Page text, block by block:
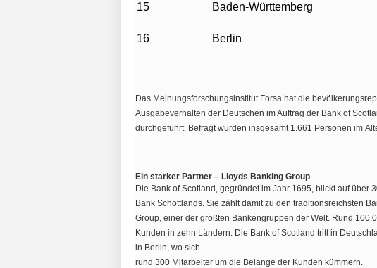
15 Baden-Württemberg
16 Berlin
Das Meinungsforschungsinstitut Forsa hat die
Ausgabeverhalten der Deutschen im Auftrag der Bank of
durchgeführt. Befragt wurden insgesamt 1.661 Personen im
Ein starker Partner – Lloyds Banking Group
Die Bank of Scotland, gegründet im Jahr 1695, blickt auf über
Bank Schottlands. Sie zählt damit zu den traditionsreichsten
Group, einer der größten Bankengruppen der Welt. Rund
Kunden in zehn Ländern. Die Bank of Scotland tritt in
in Berlin, wo sich
rund 300 Mitarbeiter um die Belange der Kunden kümmern.